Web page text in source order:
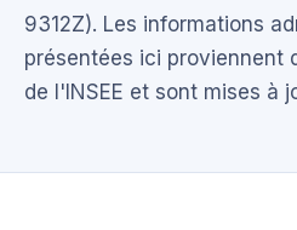
9312Z). Les informations
présentées ici proviennent
de l'INSEE et sont mises à